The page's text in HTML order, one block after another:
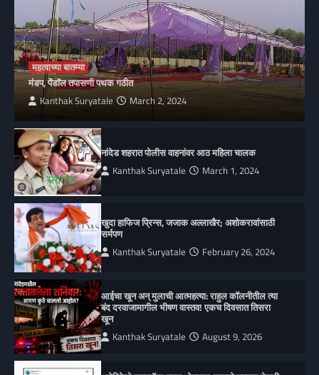
महत्वाच्या बातम्या
मंडप, पेंडॉल तपासणी पथक गठीत
Kanthak Suryatale March 2, 2024
नांदेड शहरात पोलीस वाहनांवर आठ महिला चालक
Kanthak Suryatale March 1, 2024
खुदा हाफिज प्रिन्स, जजाक अल्लाखैर; अशोकरावांसाठी
सर्मपण
Kanthak Suryatale February 26, 2024
आईचा खून अन् मुलाची आत्महत्या: राहुल कॉलनीतील त्या
बंद दरवाजामागील भीषण वास्तव! एकच दिवसात तिसरा
खून
Kanthak Suryatale August 9, 2026